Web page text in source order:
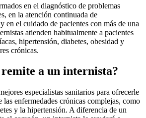
en el diagnóstico de problemas
en la atención continuada de
en el cuidado de pacientes con más de una
atienden habitualmente a pacientes
hipertensión, diabetes, obesidad y
crónicas.
remite a un internista?
especialistas sanitarios para ofrecerle
las enfermedades crónicas complejas, como
y la hipertensión. A diferencia de un